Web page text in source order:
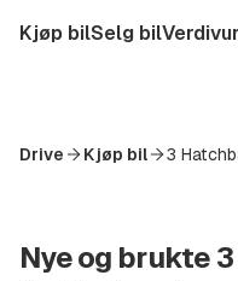
tilKjøp bilSelg bil
Drive Kjøp bil 3
Nye og brukte